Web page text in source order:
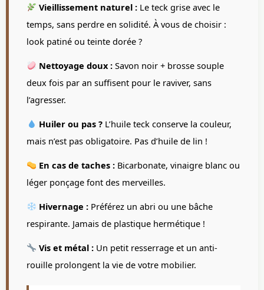
Vieillissement naturel :Le teck grise avec le
temps, sans perdre en solidité. À vous de choisir :
look patiné ou teinte dorée ?
Nettoyage doux :Savon noir + brosse souple
deux fois par an suffisent pour le raviver, sans
l’agresser.
Huiler ou pas ?L’huile teck conserve la couleur,
mais n’est pas obligatoire. Pas d’huile de lin !
En cas de taches :Bicarbonate, vinaigre blanc ou
léger ponçage font des merveilles.
Hivernage :Préférez un abri ou une bâche
respirante. Jamais de plastique hermétique !
Vis et métal :Un petit resserrage et un anti-
rouille prolongent la vie de votre mobilier.